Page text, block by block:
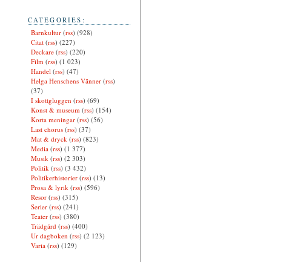
CATEGORIES:
Barnkultur(rss) (928)
Citat(rss) (227)
Deckare(rss) (220)
Film(rss) (1 023)
Handel(rss) (47)
Helga Henschens Vänner(rss)
(37)
I skottgluggen (rss) (69)
Konst & museum(rss) (154)
Korta meningar(rss) (56)
Last chorus(rss) (37)
Mat & dryck(rss) (823)
Media(rss) (1 377)
Musik(rss) (2 303)
Politik(rss) (3 432)
Politikerhistorier(rss) (13)
Prosa & lyrik(rss) (596)
Resor(rss) (315)
Serier(rss) (241)
Teater(rss) (380)
Trädgård(rss) (400)
Ur dagboken (rss) (2 123)
Varia(rss) (129)